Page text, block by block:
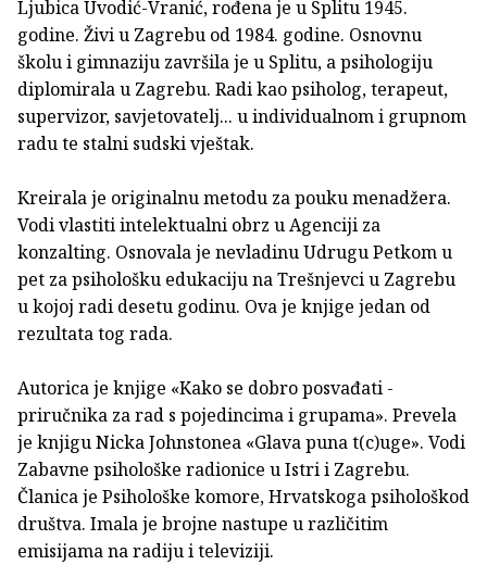
Ljubica Uvodić-Vranić, rođena je u Splitu 1945.
godine. Živi u Zagrebu od 1984. godine. Osnovnu
školu i gimnaziju završila je u Splitu, a psihologiju
diplomirala u Zagrebu. Radi kao psiholog, terapeut,
supervizor, savjetovatelj... u individualnom i grupnom
radu te stalni sudski vještak.
Kreirala je originalnu metodu za pouku menadžera.
Vodi vlastiti intelektualni obrz u Agenciji za
konzalting. Osnovala je nevladinu Udrugu Petkom u
pet za psihološku edukaciju na Trešnjevci u Zagrebu
u kojoj radi desetu godinu. Ova je knjige jedan od
rezultata tog rada.
Autorica je knjige «Kako se dobro posvađati -
priručnika za rad s pojedincima i grupama». Prevela
je knjigu Nicka Johnstonea «Glava puna t(c)uge». Vodi
Zabavne psihološke radionice u Istri i Zagrebu.
Članica je Psihološke komore, Hrvatskoga psihološkod
društva. Imala je brojne nastupe u različitim
emisijama na radiju i televiziji.